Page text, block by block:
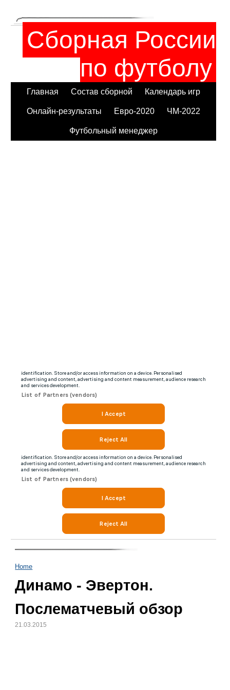
Сборная России
по футболу
Главная Состав сборной Календарь игр
Онлайн-результаты Евро-2020 ЧМ-2022
Футбольный менеджер
Home
Динамо - Эвертон.
Послематчевый обзор
21.03.2015